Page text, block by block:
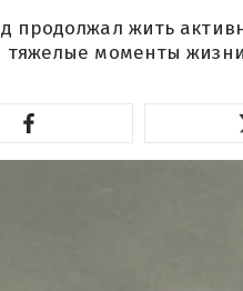
продолжал жить
тяжелые моменты